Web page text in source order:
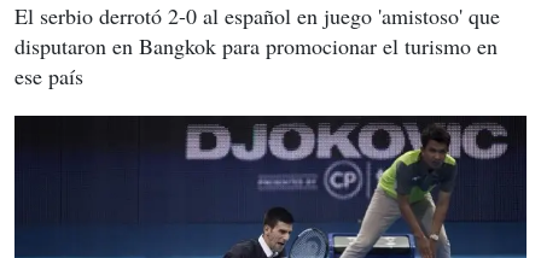
El serbio derrotó 2-0 al español en juego 'amistoso' que
disputaron en Bangkok para promocionar el turismo en
ese país